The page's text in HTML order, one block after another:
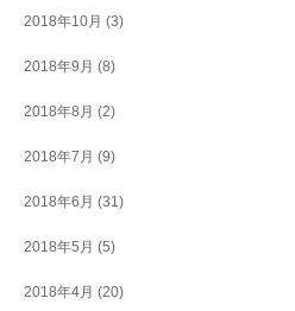
2018年10月 (3)
2018年9月 (8)
2018年8月 (2)
2018年7月 (9)
2018年6月 (31)
2018年5月 (5)
2018年4月 (20)